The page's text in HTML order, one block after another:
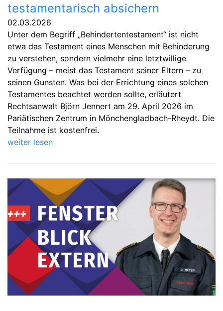
testamentarisch absichern
02.03.2026
Unter dem Begriff „Behindertentestament“ ist nicht
etwa das Testament eines Menschen mit Behinderung
zu verstehen, sondern vielmehr eine letztwillige
Verfügung – meist das Testament seiner Eltern – zu
seinen Gunsten. Was bei der Errichtung eines solchen
Testamentes beachtet werden sollte, erläutert
Rechtsanwalt Björn Jennert am 29. April 2026 im
Pariätischen Zentrum in Mönchengladbach-Rheydt. Die
Teilnahme ist kostenfrei.
weiter lesen